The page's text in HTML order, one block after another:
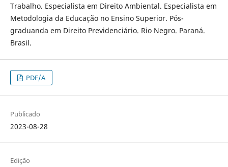
Trabalho. Especialista em Direito Ambiental. Especialista em
Metodologia da Educação no Ensino Superior. Pós-
graduanda em Direito Previdenciário. Rio Negro. Paraná.
Brasil.
PDF/A
Publicado
2023-08-28
Edição